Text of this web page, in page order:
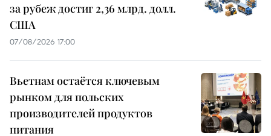
за рубеж достиг 2,36 млрд. долл.
США
07/08/2026 17:00
Вьетнам остаётся ключевым
рынком для польских
производителей продуктов
питания